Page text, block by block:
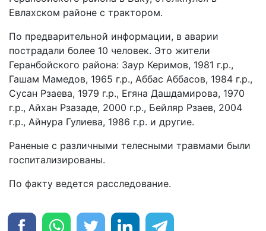
Евлахском районе с трактором.
По предварительной информации, в аварии
пострадали более 10 человек. Это жители
Геранбойского района: Заур Керимов, 1981 г.р.,
Гашам Мамедов, 1965 г.р., Аббас Аббасов, 1984 г.р.,
Сусан Рзаева, 1979 г.р., Егяна Дашдамирова, 1970
г.р., Айхан Рзазаде, 2000 г.р., Бейляр Рзаев, 2004
г.р., Айнура Гулиева, 1986 г.р. и другие.
Раненые с различными телесными травмами были
госпитализированы.
По факту ведется расследование.